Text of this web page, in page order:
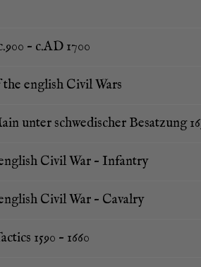
– c.AD 1700
eng­lish Civil Wars
unter schwe­di­scher Besat­zung
Civil War – Infantry
Civil War – Cavalry
1590 – 1660